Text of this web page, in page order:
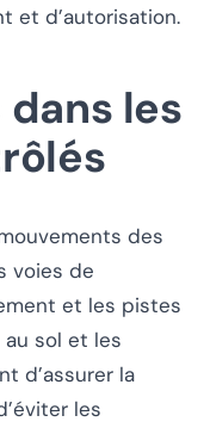
et d’autorisation.
les
des
voies de
et les pistes
sol et les
d’assurer la
les